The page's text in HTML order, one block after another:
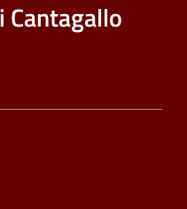
Cantagallo